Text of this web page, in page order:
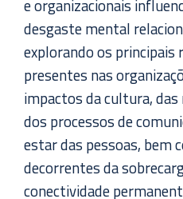
e organizacionais
desgaste mental
explorando os principais
presentes nas
impactos da cultura,
dos processos de
estar das pessoas, bem
decorrentes da
conectividade